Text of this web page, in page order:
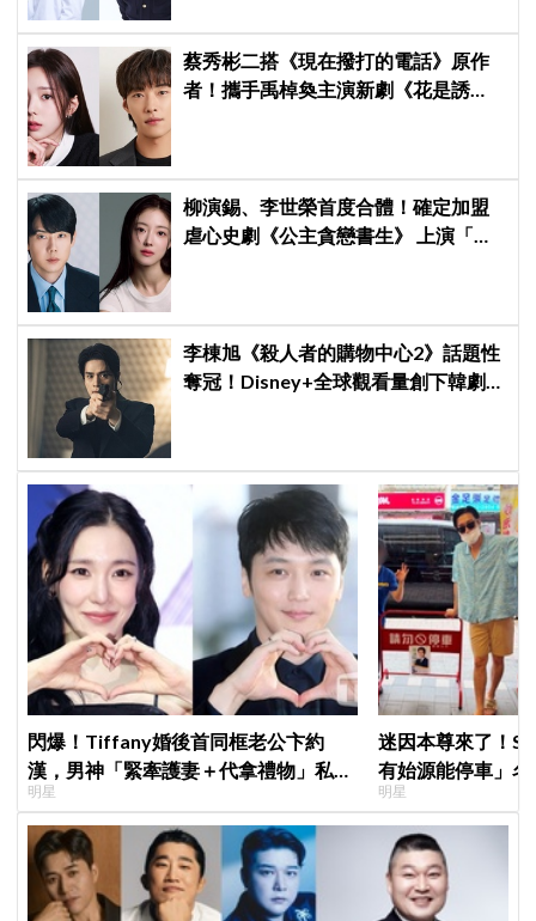
蔡秀彬二搭《現在撥打的電話》原作
者！攜手禹棹奐主演新劇《花是誘
柳演錫、李世榮首度合體！確定加盟
虐心史劇《公主貪戀書生》 上演「朝
李棟旭《殺人者的購物中心2》話題性
奪冠！Disney+全球觀看量創下韓劇新
閃爆！Tiffany婚後首同框老公卞約
漢，男神「緊牽護妻＋代拿禮物」私下
甜度超標
明星
迷因本尊來了！
有始源能停車」
照片」，店家尖
不能脫粉了
明星